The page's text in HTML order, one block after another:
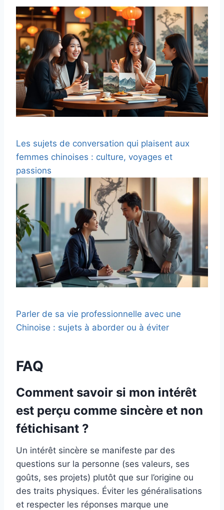
Les sujets de conversation qui plaisent aux
femmes chinoises : culture, voyages et
passions
Parler de sa vie professionnelle avec une
Chinoise : sujets à aborder ou à éviter
FAQ
Comment savoir si mon intérêt
est perçu comme sincère et non
fétichisant ?
Un intérêt sincère se manifeste par des
questions sur la personne (ses valeurs, ses
goûts, ses projets) plutôt que sur l’origine ou
des traits physiques. Éviter les généralisations
et respecter les réponses marque une